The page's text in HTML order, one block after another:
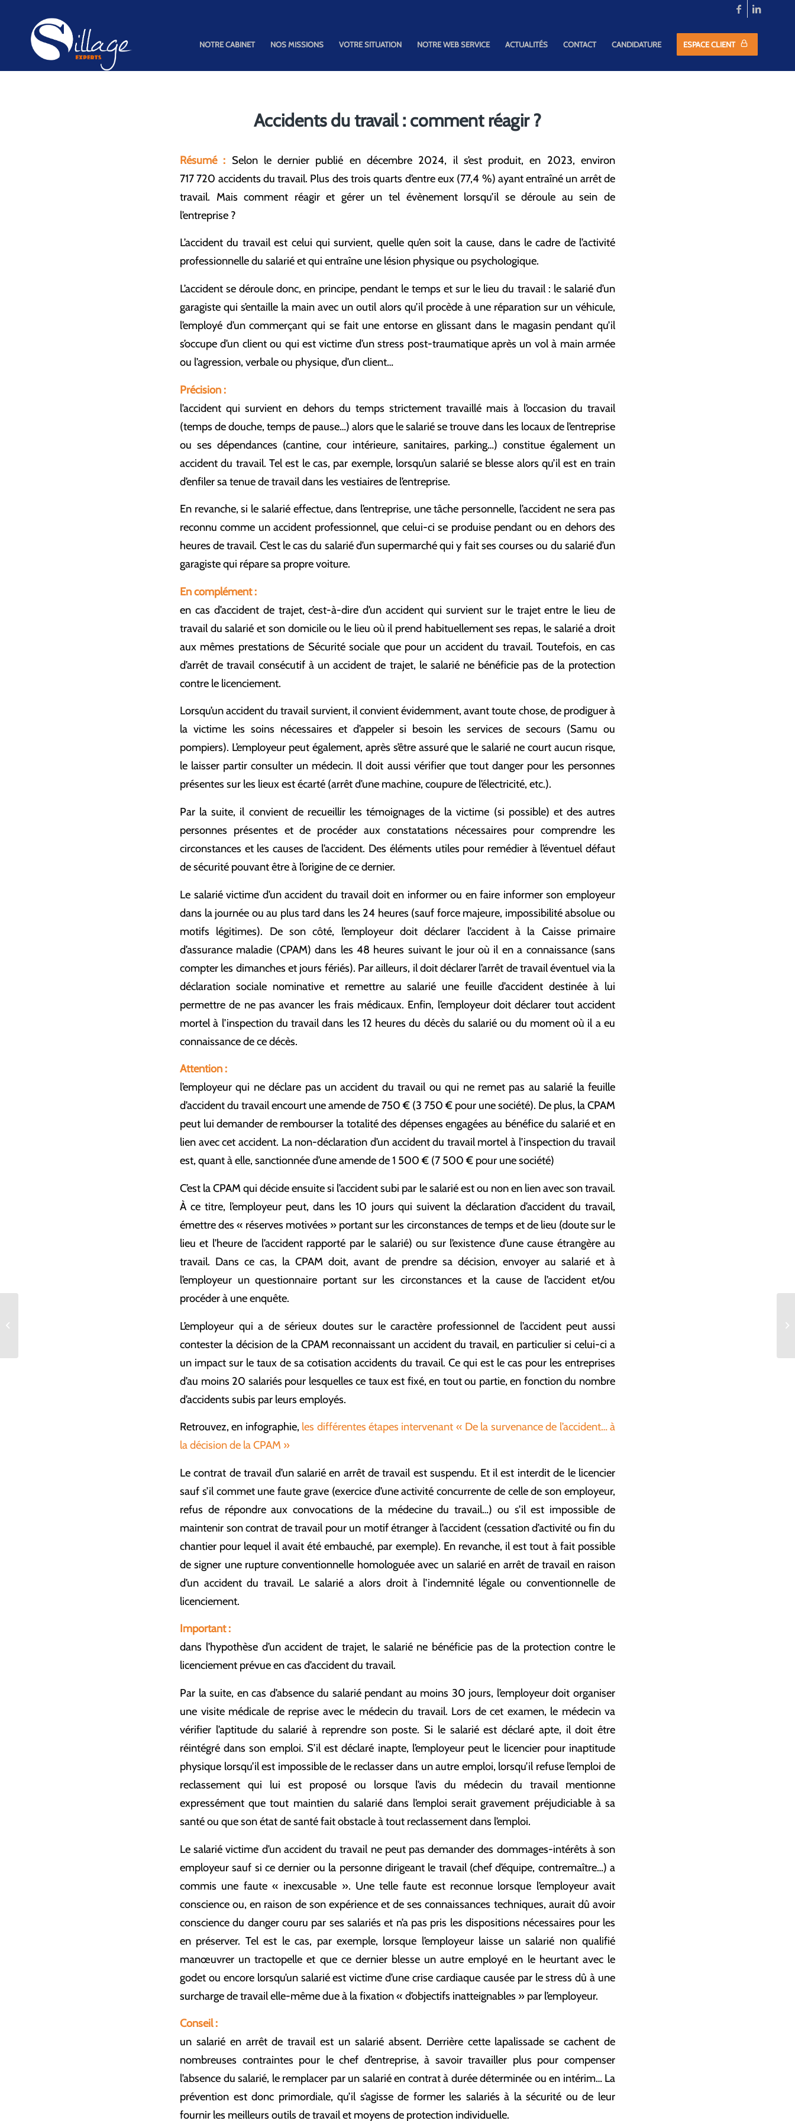
NOTRE CABINET NOS MISSIONS VOTRE SITUATION NOTRE WEB SERVICE ACTUALITÉS CONTACT CANDIDATURE ESPACE CLIENT
Accidents du travail : comment réagir ?
Résumé : Selon le dernier publié en décembre 2024, il s’est produit, en 2023, environ
717 720 accidents du travail. Plus des trois quarts d’entre eux (77,4 %) ayant entraîné un arrêt de
travail. Mais comment réagir et gérer un tel évènement lorsqu’il se déroule au sein de
l’entreprise ?
L’accident du travail est celui qui survient, quelle qu’en soit la cause, dans le cadre de l’activité
professionnelle du salarié et qui entraîne une lésion physique ou psychologique.
L’accident se déroule donc, en principe, pendant le temps et sur le lieu du travail : le salarié d’un
garagiste qui s’entaille la main avec un outil alors qu’il procède à une réparation sur un véhicule,
l’employé d’un commerçant qui se fait une entorse en glissant dans le magasin pendant qu’il
s’occupe d’un client ou qui est victime d’un stress post-traumatique après un vol à main armée
ou l’agression, verbale ou physique, d’un client…
Précision :
l’accident qui survient en dehors du temps strictement travaillé mais à l’occasion du travail
(temps de douche, temps de pause…) alors que le salarié se trouve dans les locaux de l’entreprise
ou ses dépendances (cantine, cour intérieure, sanitaires, parking…) constitue également un
accident du travail. Tel est le cas, par exemple, lorsqu’un salarié se blesse alors qu’il est en train
d’enfiler sa tenue de travail dans les vestiaires de l’entreprise.
En revanche, si le salarié effectue, dans l’entreprise, une tâche personnelle, l’accident ne sera pas
reconnu comme un accident professionnel, que celui-ci se produise pendant ou en dehors des
heures de travail. C’est le cas du salarié d’un supermarché qui y fait ses courses ou du salarié d’un
garagiste qui répare sa propre voiture.
En complément :
en cas d’accident de trajet, c’est-à-dire d’un accident qui survient sur le trajet entre le lieu de
travail du salarié et son domicile ou le lieu où il prend habituellement ses repas, le salarié a droit
aux mêmes prestations de Sécurité sociale que pour un accident du travail. Toutefois, en cas
d’arrêt de travail consécutif à un accident de trajet, le salarié ne bénéficie pas de la protection
contre le licenciement.
Lorsqu’un accident du travail survient, il convient évidemment, avant toute chose, de prodiguer à
la victime les soins nécessaires et d’appeler si besoin les services de secours (Samu ou
pompiers). L’employeur peut également, après s’être assuré que le salarié ne court aucun risque,
le laisser partir consulter un médecin. Il doit aussi vérifier que tout danger pour les personnes
présentes sur les lieux est écarté (arrêt d’une machine, coupure de l’électricité, etc.).
Par la suite, il convient de recueillir les témoignages de la victime (si possible) et des autres
personnes présentes et de procéder aux constatations nécessaires pour comprendre les
circonstances et les causes de l’accident. Des éléments utiles pour remédier à l’éventuel défaut
de sécurité pouvant être à l’origine de ce dernier.
Le salarié victime d’un accident du travail doit en informer ou en faire informer son employeur
dans la journée ou au plus tard dans les 24 heures (sauf force majeure, impossibilité absolue ou
motifs légitimes). De son côté, l’employeur doit déclarer l’accident à la Caisse primaire
d’assurance maladie (CPAM) dans les 48 heures suivant le jour où il en a connaissance (sans
compter les dimanches et jours fériés). Par ailleurs, il doit déclarer l’arrêt de travail éventuel via la
déclaration sociale nominative et remettre au salarié une feuille d’accident destinée à lui
permettre de ne pas avancer les frais médicaux. Enfin, l’employeur doit déclarer tout accident
mortel à l’inspection du travail dans les 12 heures du décès du salarié ou du moment où il a eu
connaissance de ce décès.
Attention :
l’employeur qui ne déclare pas un accident du travail ou qui ne remet pas au salarié la feuille
d’accident du travail encourt une amende de 750 € (3 750 € pour une société). De plus, la CPAM
peut lui demander de rembourser la totalité des dépenses engagées au bénéfice du salarié et en
lien avec cet accident. La non-déclaration d’un accident du travail mortel à l’inspection du travail
est, quant à elle, sanctionnée d’une amende de 1 500 € (7 500 € pour une société)
C’est la CPAM qui décide ensuite si l’accident subi par le salarié est ou non en lien avec son travail.
À ce titre, l’employeur peut, dans les 10 jours qui suivent la déclaration d’accident du travail,
émettre des « réserves motivées » portant sur les circonstances de temps et de lieu (doute sur le
lieu et l’heure de l’accident rapporté par le salarié) ou sur l’existence d’une cause étrangère au
travail. Dans ce cas, la CPAM doit, avant de prendre sa décision, envoyer au salarié et à
l’employeur un questionnaire portant sur les circonstances et la cause de l’accident et/ou
procéder à une enquête.
L’employeur qui a de sérieux doutes sur le caractère professionnel de l’accident peut aussi
contester la décision de la CPAM reconnaissant un accident du travail, en particulier si celui-ci a
un impact sur le taux de sa cotisation accidents du travail. Ce qui est le cas pour les entreprises
d’au moins 20 salariés pour lesquelles ce taux est fixé, en tout ou partie, en fonction du nombre
d’accidents subis par leurs employés.
Retrouvez, en infographie, les différentes étapes intervenant « De la survenance de l’accident… à
la décision de la CPAM »
Le contrat de travail d’un salarié en arrêt de travail est suspendu. Et il est interdit de le licencier
sauf s’il commet une faute grave (exercice d’une activité concurrente de celle de son employeur,
refus de répondre aux convocations de la médecine du travail…) ou s’il est impossible de
maintenir son contrat de travail pour un motif étranger à l’accident (cessation d’activité ou fin du
chantier pour lequel il avait été embauché, par exemple). En revanche, il est tout à fait possible
de signer une rupture conventionnelle homologuée avec un salarié en arrêt de travail en raison
d’un accident du travail. Le salarié a alors droit à l’indemnité légale ou conventionnelle de
licenciement.
Important :
dans l’hypothèse d’un accident de trajet, le salarié ne bénéficie pas de la protection contre le
licenciement prévue en cas d’accident du travail.
Par la suite, en cas d’absence du salarié pendant au moins 30 jours, l’employeur doit organiser
une visite médicale de reprise avec le médecin du travail. Lors de cet examen, le médecin va
vérifier l’aptitude du salarié à reprendre son poste. Si le salarié est déclaré apte, il doit être
réintégré dans son emploi. S’il est déclaré inapte, l’employeur peut le licencier pour inaptitude
physique lorsqu’il est impossible de le reclasser dans un autre emploi, lorsqu’il refuse l’emploi de
reclassement qui lui est proposé ou lorsque l’avis du médecin du travail mentionne
expressément que tout maintien du salarié dans l’emploi serait gravement préjudiciable à sa
santé ou que son état de santé fait obstacle à tout reclassement dans l’emploi.
Le salarié victime d’un accident du travail ne peut pas demander des dommages-intérêts à son
employeur sauf si ce dernier ou la personne dirigeant le travail (chef d’équipe, contremaître…) a
commis une faute « inexcusable ». Une telle faute est reconnue lorsque l’employeur avait
conscience ou, en raison de son expérience et de ses connaissances techniques, aurait dû avoir
conscience du danger couru par ses salariés et n’a pas pris les dispositions nécessaires pour les
en préserver. Tel est le cas, par exemple, lorsque l’employeur laisse un salarié non qualifié
manœuvrer un tractopelle et que ce dernier blesse un autre employé en le heurtant avec le
godet ou encore lorsqu’un salarié est victime d’une crise cardiaque causée par le stress dû à une
surcharge de travail elle-même due à la fixation « d’objectifs inatteignables » par l’employeur.
Conseil :
un salarié en arrêt de travail est un salarié absent. Derrière cette lapalissade se cachent de
nombreuses contraintes pour le chef d’entreprise, à savoir travailler plus pour compenser
l’absence du salarié, le remplacer par un salarié en contrat à durée déterminée ou en intérim… La
prévention est donc primordiale, qu’il s’agisse de former les salariés à la sécurité ou de leur
fournir les meilleurs outils de travail et moyens de protection individuelle.